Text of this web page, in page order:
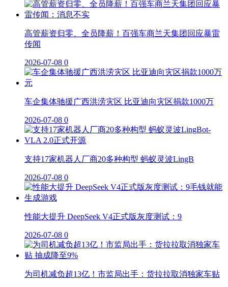
高管薪资归零、全员降薪！百强车商兰天集团回应暴雷
传闻
2026-07-08 0
车企集体驰援广西洪涝灾区 比亚迪向灾区捐款1000万
2026-07-08 0
支持17家机器人厂商20多种构型 蚂蚁灵波LingB
2026-07-08 0
性能大提升 DeepSeek V4正式版灰度测试：9
2026-07-08 0
为司机减负超13亿！市监局出手：货拉拉取消独家车贴